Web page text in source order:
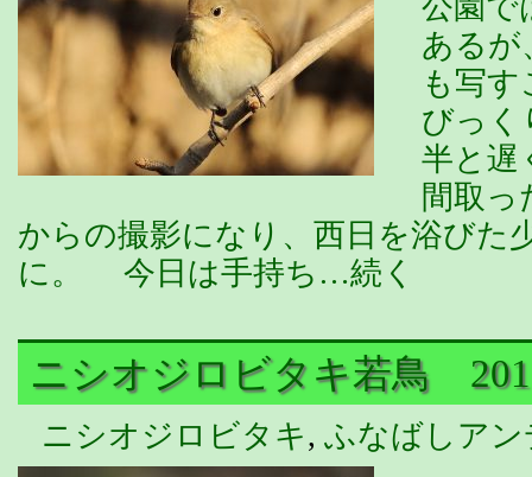
あるが
も写
びっ
半と遅
間取っ
からの撮影になり、西日を浴びた
に。 今日は手持ち…続く
ニシオジロビタキ若鳥
ニシオジロビタキ, ふなばしア